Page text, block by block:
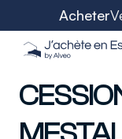
Acheter